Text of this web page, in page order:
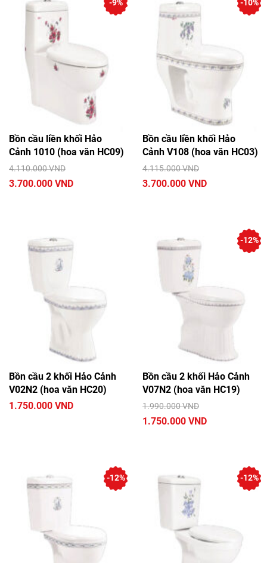
Bồn cầu liền khối Hảo
Cảnh 1010 (hoa văn HC09)
4.110.000 VND
3.700.000 VND
-9%
Bồn cầu liền khối Hảo
Cảnh V108 (hoa văn HC03)
4.115.000 VND
3.700.000 VND
-10%
Bồn cầu 2 khối Hảo Cảnh
V02N2 (hoa văn HC20)
1.750.000 VND
Bồn cầu 2 khối Hảo Cảnh
V07N2 (hoa văn HC19)
1.990.000 VND
1.750.000 VND
-12%
-12% -12%